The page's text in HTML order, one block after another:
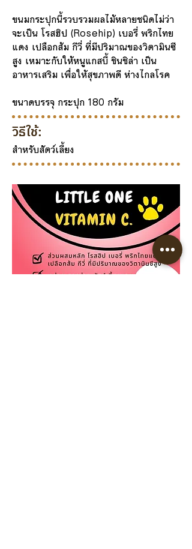
ขนมกระปุกนี้รวบรวมผลไม้หลายชนิดไม่ว่า
จะเป็น โรสฮิป (Rosehip) เบอรี่ พริกไทย
แดง เปลือกส้ม กีวี่ ที่มีปริมาณของวิตามินซี
สูง เหมาะกับให้หนูแกสบี้ ชินชิล่า เป็น
อาหารเสริม เพื่อให้สุขภาพดี ห่างไกลโรค
ขนาดบรรจุ กระปุก 180 กรัม
วิธีใช้:
สำหรับสัตว์เลี้ยง